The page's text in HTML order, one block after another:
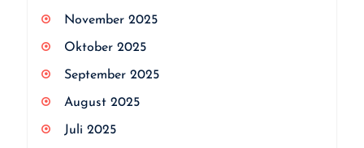
November 2025
Oktober 2025
September 2025
August 2025
Juli 2025